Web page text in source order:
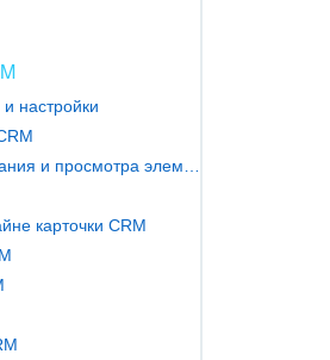
настройки
карточки CRM